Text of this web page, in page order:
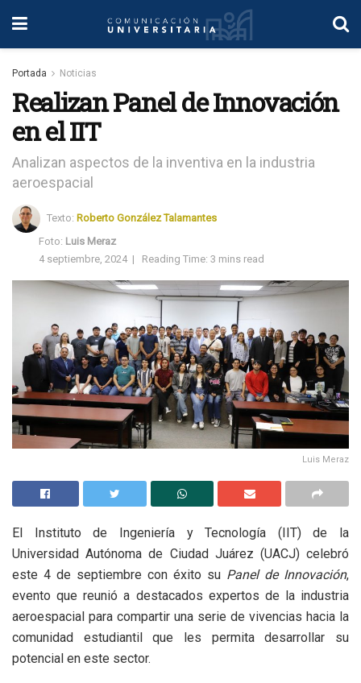
Portada Noticias
Realizan Panel de Innovación
en el IIT
Analizan aspectos de la inventiva en la industria
aeroespacial
Texto: Roberto González Talamantes
Foto: Luis Meraz
4 septiembre, 2024| Reading Time: 3 mins read
Luis Meraz
El Instituto de Ingeniería y Tecnología (IIT) de la
Universidad Autónoma de Ciudad Juárez (UACJ) celebró
este 4 de septiembre con éxito su Panel de Innovación,
evento que reunió a destacados expertos de la industria
aeroespacial para compartir una serie de vivencias hacia la
comunidad estudiantil que les permita desarrollar su
potencial en este sector.